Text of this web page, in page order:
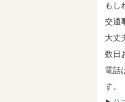
もし
交通
大丈
数日
電話
す。